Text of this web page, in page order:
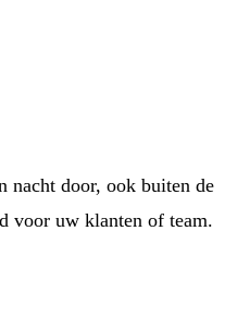
nacht door, ook buiten de
voor uw klanten of team.